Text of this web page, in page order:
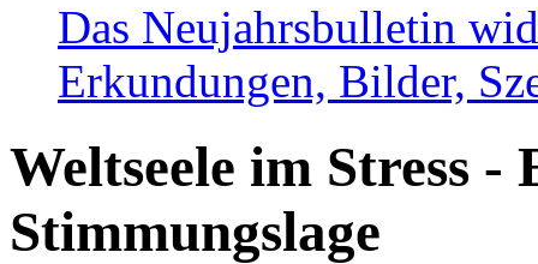
Das Neujahrsbulletin
Erkundungen, Bilder,
Weltseele im Stress -
Stimmungslage